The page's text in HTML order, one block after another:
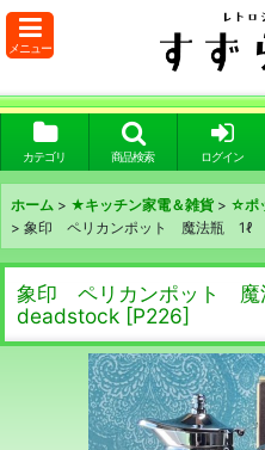
メニュー
カテゴリ 商品検索 ログイン
ホーム > ★キッチン家電＆雑貨 > ☆ポ
> 象印 ペリカンポット 魔法瓶 1ℓ
象印 ペリカンポット
deadstock [P226]